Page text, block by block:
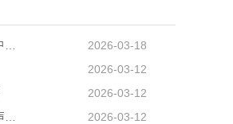
2026-03-18
2026-03-12
2026-03-12
2026-03-12